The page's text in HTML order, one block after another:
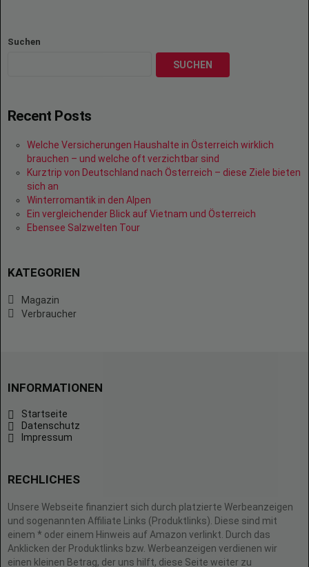
Suchen
SUCHEN
Recent Posts
Welche Versicherungen Haushalte in Österreich wirklich
brauchen – und welche oft verzichtbar sind
Kurztrip von Deutschland nach Österreich – diese Ziele bieten
sich an
Winterromantik in den Alpen
Ein vergleichender Blick auf Vietnam und Österreich
Ebensee Salzwelten Tour
KATEGORIEN
Magazin
Verbraucher
INFORMATIONEN
Startseite
Datenschutz
Impressum
RECHLICHES
Unsere Webseite finanziert sich durch platzierte Werbeanzeigen
und sogenannten Affiliate Links (Produktlinks). Diese sind mit
einem * oder einem Hinweis auf Amazon verlinkt. Durch das
Anklicken der Produktlinks bzw. Werbeanzeigen verdienen wir
einen kleinen Betrag, der uns hilft, diese Seite weiter zu